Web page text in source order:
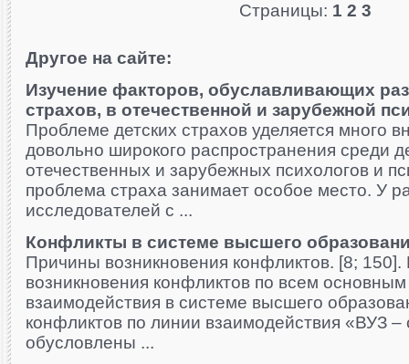
Страницы: 1 2 3
Другое на сайте:
Изучение факторов, обуславливающих
страхов, в отечественной и зарубежной
Проблеме детских страхов уделяется много
довольно широкого распространения среди
отечественных и зарубежных психологов и
проблема страха занимает особое место. У
исследователей с ...
Конфликты в системе высшего
Причины возникновения конфликтов. [8;
возникновения конфликтов по всем
взаимодействия в системе высшего
конфликтов по линии взаимодействия «ВУЗ
обусловлены ...